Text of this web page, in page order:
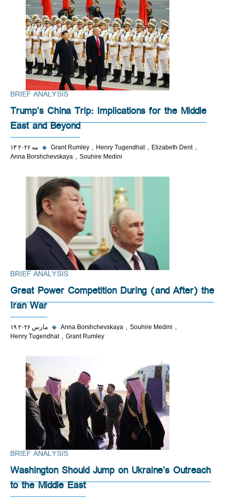
BRIEF ANALYSIS
Trump’s China Trip: Implications for the Middle
East and Beyond
۱۳ مه ۲۰۲۶ ◆ Grant Rumley Henry Tugendhat
Elizabeth Dent
Anna Borshchevskaya
Souhire Medini
BRIEF ANALYSIS
Great Power Competition During (and After) the
Iran War
۱۹ مارس ۲۰۲۶ ◆ Anna Borshchevskaya
Souhire Medini
Henry Tugendhat
Grant Rumley
BRIEF ANALYSIS
Washington Should Jump on Ukraine’s Outreach
to the Middle East